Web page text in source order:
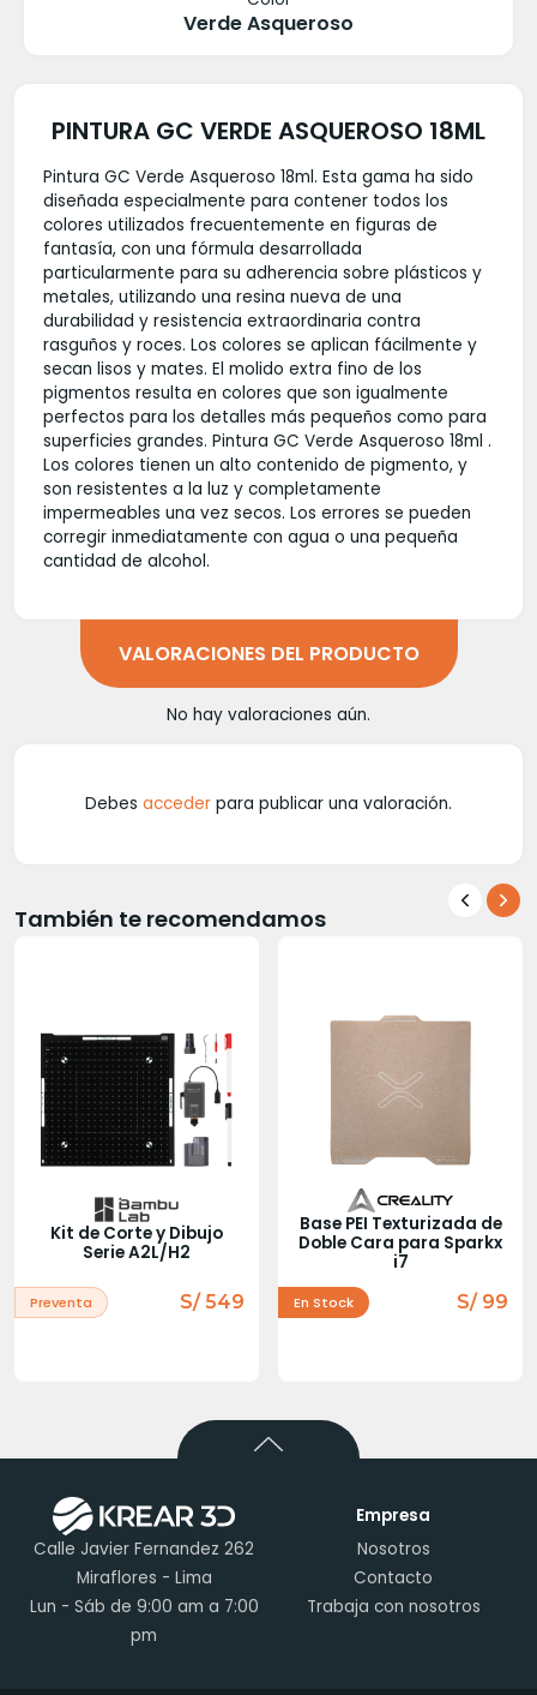
Verde Asqueroso
PINTURA GC VERDE ASQUEROSO 18ML
Pintura GC Verde Asqueroso 18ml. Esta gama ha sido
diseñada especialmente para contener todos los
colores utilizados frecuentemente en figuras de
fantasía, con una fórmula desarrollada
particularmente para su adherencia sobre plásticos y
metales, utilizando una resina nueva de una
durabilidad y resistencia extraordinaria contra
rasguños y roces. Los colores se aplican fácilmente y
secan lisos y mates. El molido extra fino de los
pigmentos resulta en colores que son igualmente
perfectos para los detalles más pequeños como para
superficies grandes. Pintura GC Verde Asqueroso 18ml .
Los colores tienen un alto contenido de pigmento, y
son resistentes a la luz y completamente
impermeables una vez secos. Los errores se pueden
corregir inmediatamente con agua o una pequeña
cantidad de alcohol.
VALORACIONES DEL PRODUCTO
No hay valoraciones aún.
Debes acceder para publicar una valoración.
También te recomendamos
Kit de Corte y Dibujo
Serie A2L/H2
Preventa S/ 549
Base PEI Texturizada de
Doble Cara para Sparkx
i7
En Stock S/ 99
Calle Javier Fernandez 262
Miraflores - Lima
Lun - Sáb de 9:00 am a 7:00
pm
Empresa
Nosotros
Contacto
Trabaja con nosotros